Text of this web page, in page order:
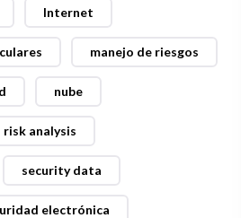
Internet
manejo de riesgos
nube
risk analysis
security data
electrónica